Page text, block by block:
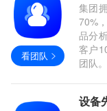
看团队
集团
70%
品分
客户
团队。
设备